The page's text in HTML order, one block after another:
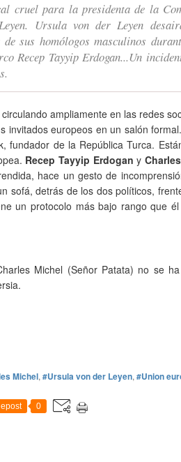
cruel para la presidenta de la
Ursula von der Leyen
sus homólogos masculinos
Recep Tayyip Erdogan...Un
ampliamente en las redes
invitados europeos en un salón
fundador de la República Turca.
Recep Tayyip Erdogan y
hace un gesto de
sofá, detrás de los dos políticos,
un protocolo más bajo rango que
Michel (Señor Patata) no se
Michel, #Ursula von der Leyen, #Union
0